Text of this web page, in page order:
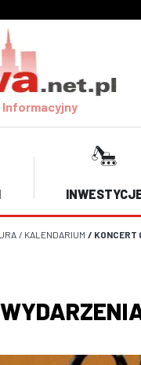
/ KALENDARIUM / KONCERT